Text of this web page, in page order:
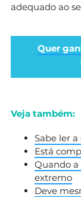
adequado ao
Quer
Veja também:
Sabe ler
Está
Quando a
extremo
Deve